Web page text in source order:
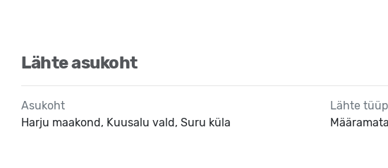
Lähte asukoht
Asukoht
Harju maakond, Kuusalu vald, Suru küla
Lähte tüüp
Määramata